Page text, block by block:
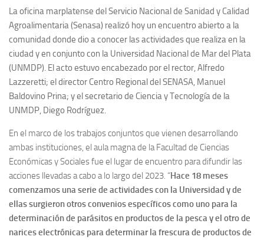
La oficina marplatense del Servicio Nacional de Sanidad y Calidad
Agroalimentaria (Senasa) realizó hoy un encuentro abierto a la
comunidad donde dio a conocer las actividades que realiza en la
ciudad y en conjunto con la Universidad Nacional de Mar del Plata
(UNMDP). El acto estuvo encabezado por el rector, Alfredo
Lazzeretti; el director Centro Regional del SENASA, Manuel
Baldovino Prina; y el secretario de Ciencia y Tecnología de la
UNMDP, Diego Rodríguez.
En el marco de los trabajos conjuntos que vienen desarrollando
ambas instituciones, el aula magna de la Facultad de Ciencias
Económicas y Sociales fue el lugar de encuentro para difundir las
acciones llevadas a cabo a lo largo del 2023. “Hace 18 meses
comenzamos una serie de actividades con la Universidad y de
ellas surgieron otros convenios específicos como uno para la
determinación de parásitos en productos de la pesca y el otro de
narices electrónicas para determinar la frescura de productos de